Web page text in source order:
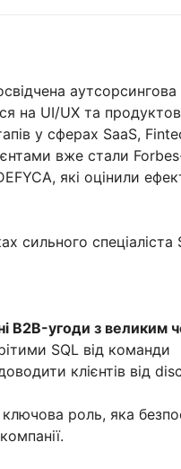
на UI/UX та
у сферах SaaS,
вже стали
які оцінили
сильного спеціаліста
B2B-угоди з великим
SQL від команди
клієнтів від
роль, яка